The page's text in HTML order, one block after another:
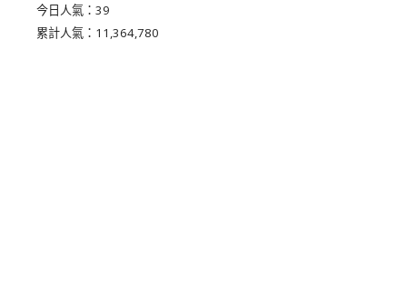
今日人氣： 39
累計人氣： 11,364,780